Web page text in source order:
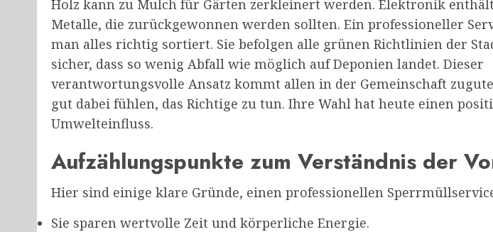
Holz kann zu Mulch für Gärten zerkleinert werden. Elektronik
Metalle, die zurückgewonnen werden sollten. Ein professioneller
man alles richtig sortiert. Sie befolgen alle grünen Richtlinien der
sicher, dass so wenig Abfall wie möglich auf Deponien landet. Dieser
verantwortungsvolle Ansatz kommt allen in der Gemeinschaft
gut dabei fühlen, das Richtige zu tun. Ihre Wahl hat heute einen
Umwelteinfluss.
Aufzählungspunkte zum Verständnis der
Hier sind einige klare Gründe, einen professionellen
Sie sparen wertvolle Zeit und körperliche Energie.